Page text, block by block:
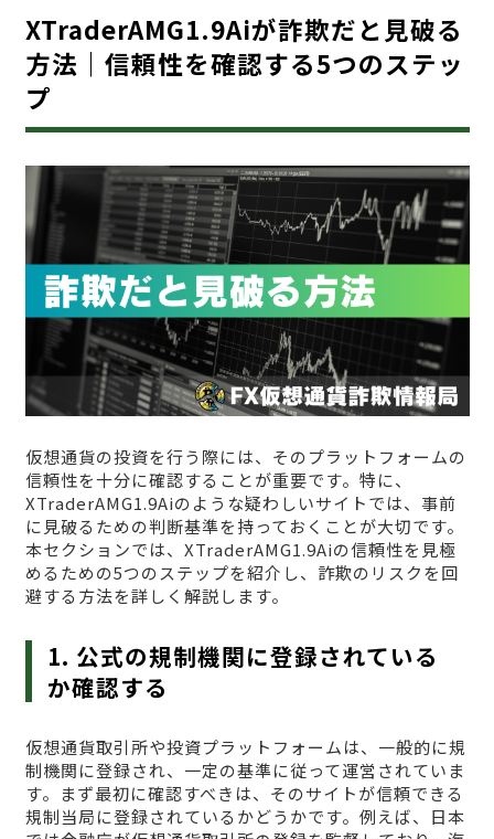
XTraderAMG1.9Aiが詐欺だと見破る
方法｜信頼性を確認する5つのステッ
プ
仮想通貨の投資を行う際には、そのプラットフォームの
信頼性を十分に確認することが重要です。特に、
XTraderAMG1.9Aiのような疑わしいサイトでは、事前
に見破るための判断基準を持っておくことが大切です。
本セクションでは、XTraderAMG1.9Aiの信頼性を見極
めるための5つのステップを紹介し、詐欺のリスクを回
避する方法を詳しく解説します。
1. 公式の規制機関に登録されている
か確認する
仮想通貨取引所や投資プラットフォームは、一般的に規
制機関に登録され、一定の基準に従って運営されていま
す。まず最初に確認すべきは、そのサイトが信頼できる
規制当局に登録されているかどうかです。例えば、日本